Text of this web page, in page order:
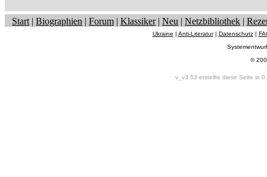
Start | Biographien | Forum | Klassiker| Neu | Netzbibliothek |
Ukraine | Anti-Literatur| Datenschutz|
©
v_v3.53 erstellte diese Seite in